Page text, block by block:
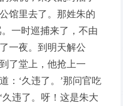
馆里去了。那姓朱的
。一时巡捕来了，不由
一夜。到明天解公
了堂上，他抢上一
：‘久违了。’那问官吃
违了。呀！这是朱大